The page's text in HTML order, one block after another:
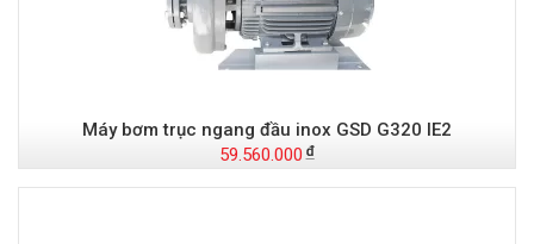
Máy bơm trục ngang đầu inox GSD G320 IE2
59.560.000